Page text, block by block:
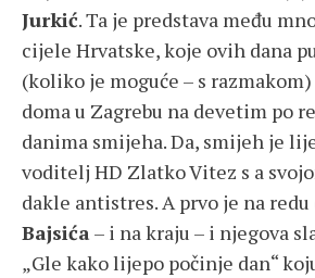
Jurkić. Ta je predstava među
cijele Hrvatske, koje ovih dana
(koliko je moguće – s
doma u Zagrebu na devetim po
danima smijeha. Da, smijeh je
voditelj HD Zlatko Vitez s a
dakle antistres. A prvo je na
Bajsića – i na kraju – i njegova
„Gle kako lijepo počinje dan“